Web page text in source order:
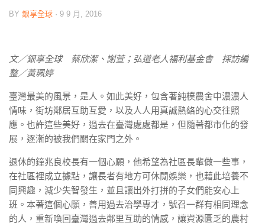
BY 銀享全球 · 9 9 月, 2016
文／銀享全球 蔡欣潔、謝萱；弘道老人福利基金會 採訪編
整／黃珮婷
臺灣最美的風景，是人。如此美好，包含著純樸農舍中濃濃人
情味，街坊鄰居互助互愛，以及人人用真誠熱絡的心交往照
應。也許這些美好，過去在臺灣處處都是，但隨著都市化的發
展，逐漸的被我們關在家門之外。
退休的鐘兆良校長有一個心願，他希望為社區長輩做一些事，
在社區裡成立據點，讓長者有地方可休閒娛樂，也藉此培養不
同興趣，減少失智發生，並且讓出外打拼的子女們能安心上
班。本著這個心願，善用過去治學專才，號召一群有相同理念
的人，重新喚回臺灣過去鄰里互助的情感，讓資源匱乏的農村